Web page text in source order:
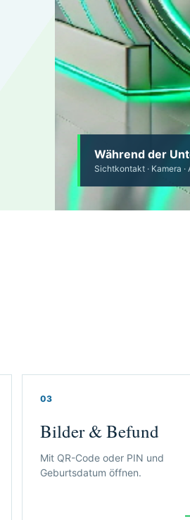
Während der
Sichtkontakt · Kamera ·
03
Bilder & Befund
Mit QR-Code oder PIN und
Geburtsdatum öffnen.